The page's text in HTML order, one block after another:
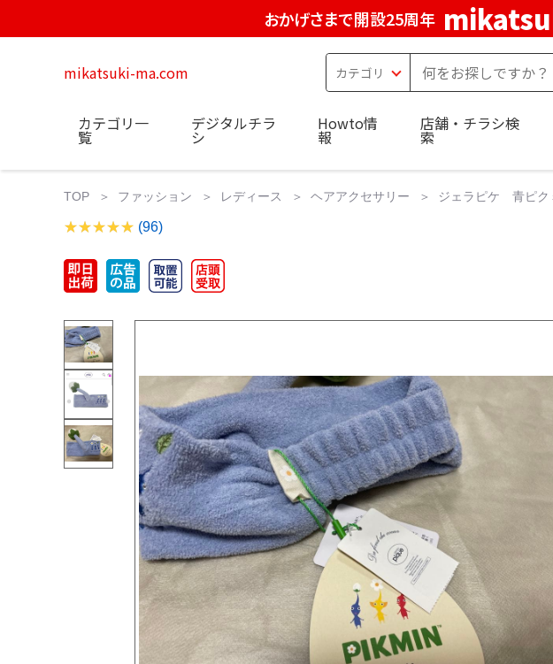
おかげさまで開設25周年
mikatsuki-ma.com
カテゴリ一
覧
デジタルチラ
シ
Howto情
報
店舗・チラシ検
索
TOP ファッション レディース ヘアアクセサリー ジェラピケ 青ピク
(96)